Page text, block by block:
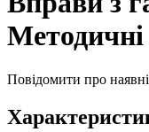
Методичні
Повідомити про